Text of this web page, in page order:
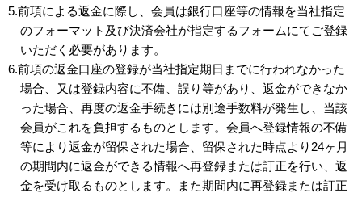
5.前項による返金に際し、会員は銀行口座等の情報を当社指定
のフォーマット及び決済会社が指定するフォームにてご登録
いただく必要があります。
6.前項の返金口座の登録が当社指定期日までに行われなかった
場合、又は登録内容に不備、誤り等があり、返金ができなか
った場合、再度の返金手続きには別途手数料が発生し、当該
会員がこれを負担するものとします。会員へ登録情報の不備
等により返金が留保された場合、留保された時点より24ヶ月
の期間内に返金ができる情報へ再登録または訂正を行い、返
金を受け取るものとします。また期間内に再登録または訂正